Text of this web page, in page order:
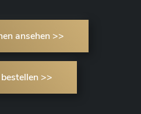
ansehen >>
>>